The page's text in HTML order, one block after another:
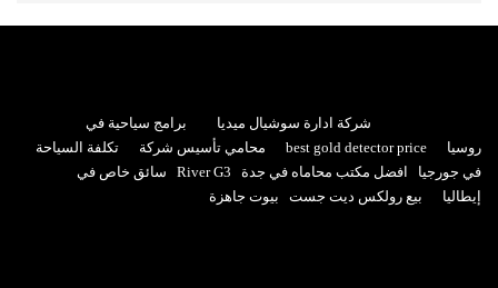
شركة ادارة سوشيال ميديا
برامج سياحية في
روسيا
best gold detector price محامي تأسيس شركة
تكلفة السياحة
في جورجيا
افضل مكتب محاماه في جدة River G3
سائق خاص في
إيطاليا
بيع رولكس ديت جست بيوت جاهزة